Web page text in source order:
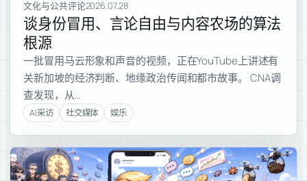
文化与公共评论2026.07.28
谈身份冒用、言论自由与内容农场的算法
根源
一批冒用马云形象和声音的视频，正在YouTube上讲述有
关新加坡的经济判断、地缘政治传闻和都市故事。 CNA调
查发现，从…
AI采访 社交媒体 娱乐